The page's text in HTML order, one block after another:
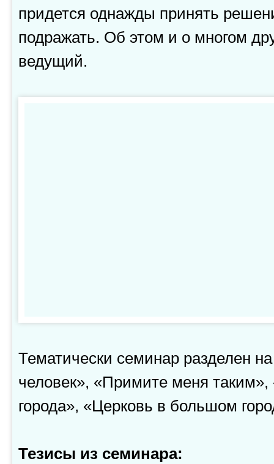
придется однажды принять
подражать. Об этом и о многом
ведущий.
Тематически семинар разделен
человек», «Примите меня
города», «Церковь в большом
Тезисы из семинара: